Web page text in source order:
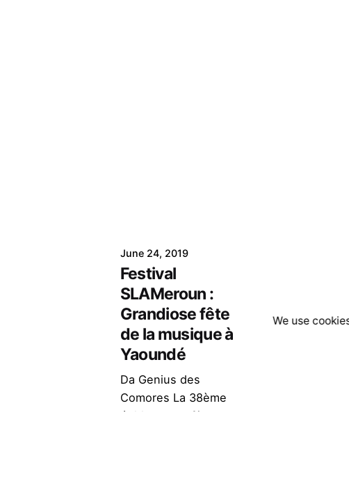
June 24, 2019
Festival
SLAMeroun :
Grandiose fête
de la musique à
Yaoundé
Da Genius des
Comores La 38ème
édition de la fête de la
We use